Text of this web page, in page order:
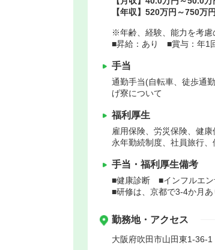
【年収】520万円～750万円
※年齢、経験、能力を考慮
■昇給：あり ■賞与：年1
手当
通勤手当(自転車、徒歩
げ寮について
福利厚生
雇用保険、労災保険、健
永年勤続制度、社員旅行
手当・福利厚生備考
■健康診断 ■インフルエン
■研修は、京都で3-4か月あ
勤務地・アクセス
大阪府吹田市山田東1-36-